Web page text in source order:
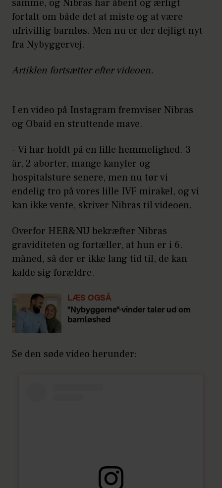
samme, og Nibras har åbent og ærligt
fortalt om både det at miste og at være
ufrivillig barnløs. Men nu er der dejligt nyt
fra Nybyggervej.
Artiklen fortsætter efter videoen.
I en video på Instagram fremviser Nibras
og Obaid en struttende mave.
- Vi har holdt på en lille hemmelighed. 3
år, 2 aborter, mange kanyler og
hospitalsture senere, men nu tør vi
endelig tro på vores lille IVF mirakel, og vi
kan ikke vente, skriver Nibras til videoen.
Overfor HER&NU bekræfter Nibras
graviditeten og fortæller, at hun er i 6.
måned, så der er ikke lang tid til, de kan
kalde sig forældre.
LÆS OGSÅ
"Nybyggerne"-vinder taler ud om
barnløshed
Se den søde video herunder: